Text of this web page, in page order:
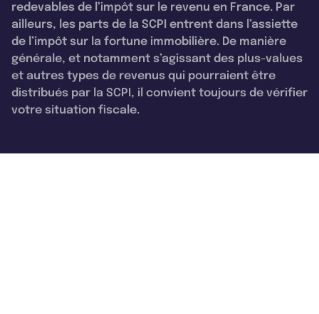
redevables de l’impôt sur le revenu en France. Par
ailleurs, les parts de la SCPI entrent dans l’assiette
de l’impôt sur la fortune immobilière. De manière
générale, et notamment s’agissant des plus-values
et autres types de revenus qui pourraient être
distribués par la SCPI, il convient toujours de vérifier
votre situation fiscale.